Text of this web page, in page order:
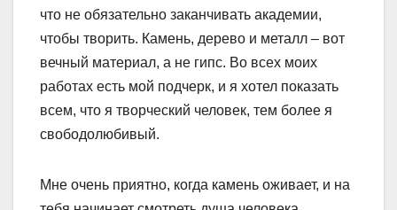
что не обязательно заканчивать академии,
чтобы творить. Камень, дерево и металл – вот
вечный материал, а не гипс. Во всех моих
работах есть мой подчерк, и я хотел показать
всем, что я творческий человек, тем более я
свободолюбивый.
Мне очень приятно, когда камень оживает, и на